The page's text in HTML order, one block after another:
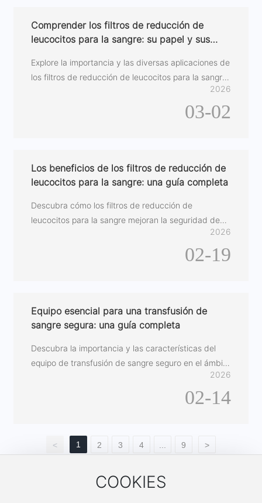
Comprender los filtros de reducción de
leucocitos para la sangre: su papel y sus
Explore la importancia y las diversas aplicaciones de
los filtros de reducción de leucocitos para la sangre
2026
03-02
Los beneficios de los filtros de reducción de
leucocitos para la sangre: una guía completa
Descubra cómo los filtros de reducción de
leucocitos para la sangre mejoran la seguridad de
las transfusiones y los resultados en los pacientes.
2026
02-19
Equipo esencial para una transfusión de
sangre segura: una guía completa
Descubra la importancia y las características del
equipo de transfusión de sangre seguro en el ámbito
2026
02-14
< 1 2 3 4 9 >
COOKIES